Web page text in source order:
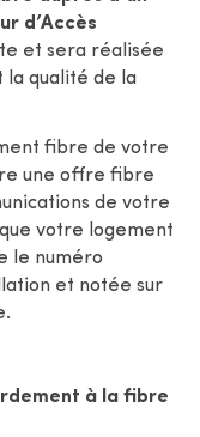
d’Accès
et sera réalisée
la qualité de la
fibre de votre
une offre fibre
de votre
que votre logement
le numéro
et notée sur
à la fibre